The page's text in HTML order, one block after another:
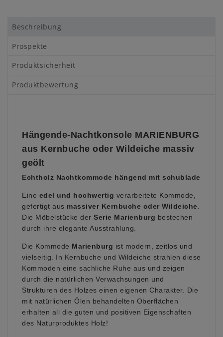
Beschreibung
Prospekte
Produktsicherheit
Produktbewertung
Hängende-Nachtkonsole MARIENBURG
aus Kernbuche oder Wildeiche massiv
geölt
Echtholz Nachtkommode hängend mit schublade
Eine edel und hochwertig verarbeitete Kommode,
gefertigt aus massiver Kernbuche oder Wildeiche
Die Möbelstücke der Serie Marienburg bestechen
durch ihre elegante Ausstrahlung.
Die Kommode Marienburg ist modern, zeitlos und
vielseitig. In Kernbuche und Wildeiche strahlen diese
Kommoden eine sachliche Ruhe aus und zeigen
durch die natürlichen Verwachsungen und
Strukturen des Holzes einen eigenen Charakter. Die
mit natürlichen Ölen behandelten Oberflächen
erhalten all die guten und positiven Eigenschaften
des Naturproduktes Holz!